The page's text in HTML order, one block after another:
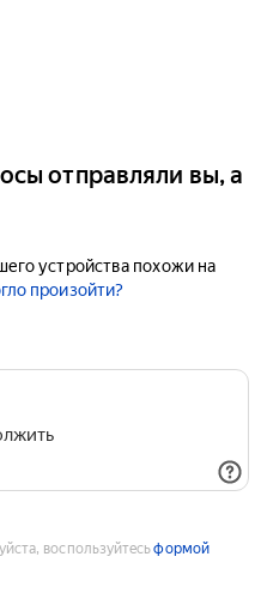
отправляли вы, а
устройства похожи на
произойти?
воспользуйтесьформой